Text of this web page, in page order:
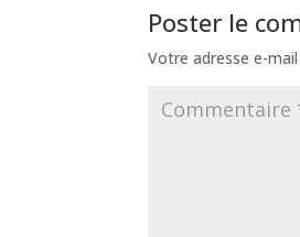
Poster le
Votre adresse e-